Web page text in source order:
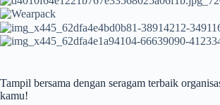
Tampil bersama dengan seragam terbaik
kamu!